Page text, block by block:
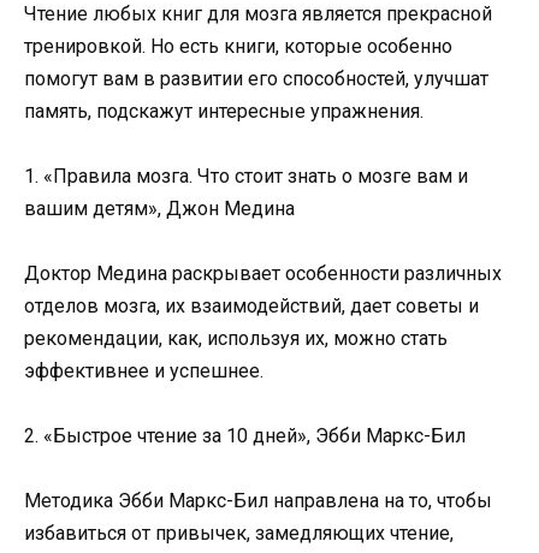
Чтение любых книг для мозга является прекрасной
тренировкой. Но есть книги, которые особенно
помогут вам в развитии его способностей, улучшат
память, подскажут интересные упражнения.
1. «Правила мозга. Что стоит знать о мозге вам и
вашим детям», Джон Медина
Доктор Медина раскрывает особенности различных
отделов мозга, их взаимодействий, дает советы и
рекомендации, как, используя их, можно стать
эффективнее и успешнее.
2. «Быстрое чтение за 10 дней», Эбби Маркс-Бил
Методика Эбби Маркс-Бил направлена на то, чтобы
избавиться от привычек, замедляющих чтение,